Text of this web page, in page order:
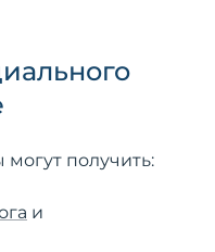
получить:
и